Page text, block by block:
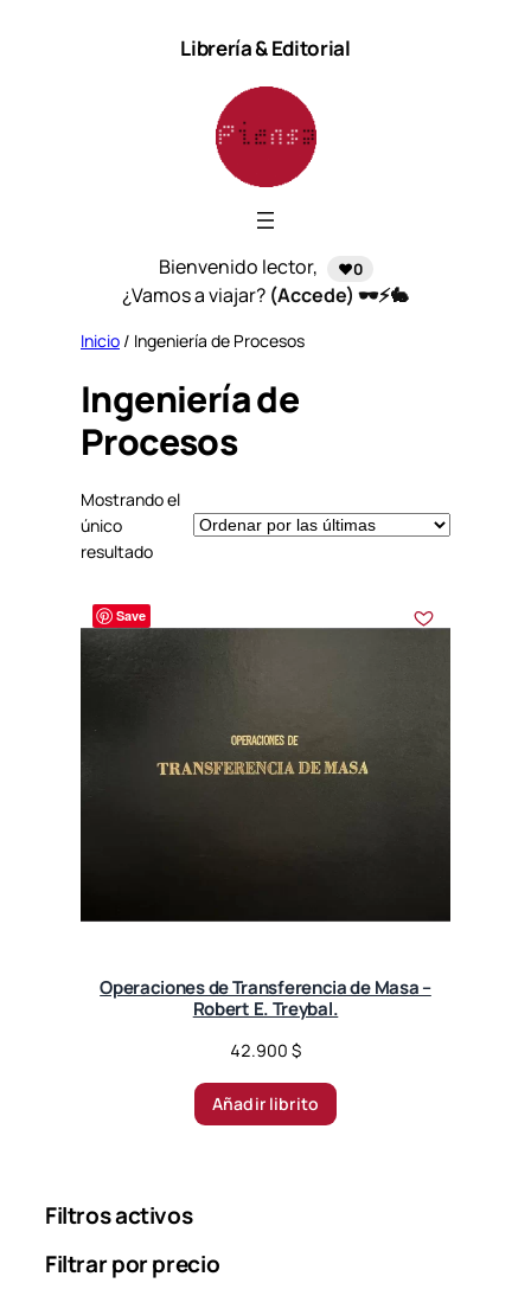
Librería & Editorial
Bienvenido lector, ❤️0
¿Vamos a viajar? (Accede) 🕶️⚡🐇
Inicio / Ingeniería de Procesos
Ingeniería de
Procesos
Mostrando el
único
resultado
Save
Operaciones de Transferencia de Masa –
Robert E. Treybal.
42.900 $
Añadir librito
Filtros activos
Filtrar por precio